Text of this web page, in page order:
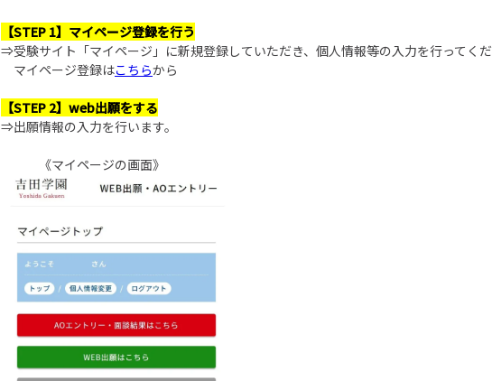
【STEP 1】マイページ登録を行う
⇒受験サイト「マイページ」に新規登録していただき、個人情報等の入力を行ってくだ
マイページ登録はこちらから
【STEP 2】web出願をする
⇒出願情報の入力を行います。
《マイページの画面》